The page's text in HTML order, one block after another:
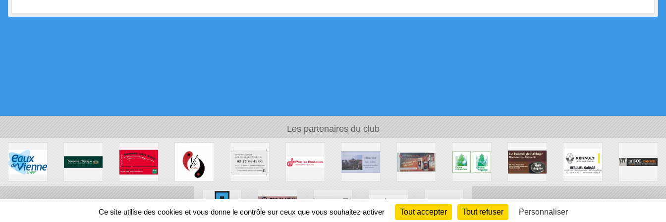
Les partenaires du club
Ce site utilise des cookies et vous donne le contrôle sur ceux que vous souhaitez activer Tout accepter Tout refuser Personnaliser